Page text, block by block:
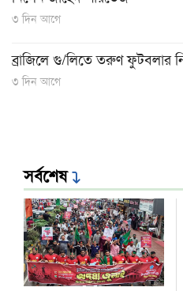
৩ দিন আগে
ব্রাজিলে গু/লিতে তরুণ ফুটবলার
৩ দিন আগে
সর্বশেষ